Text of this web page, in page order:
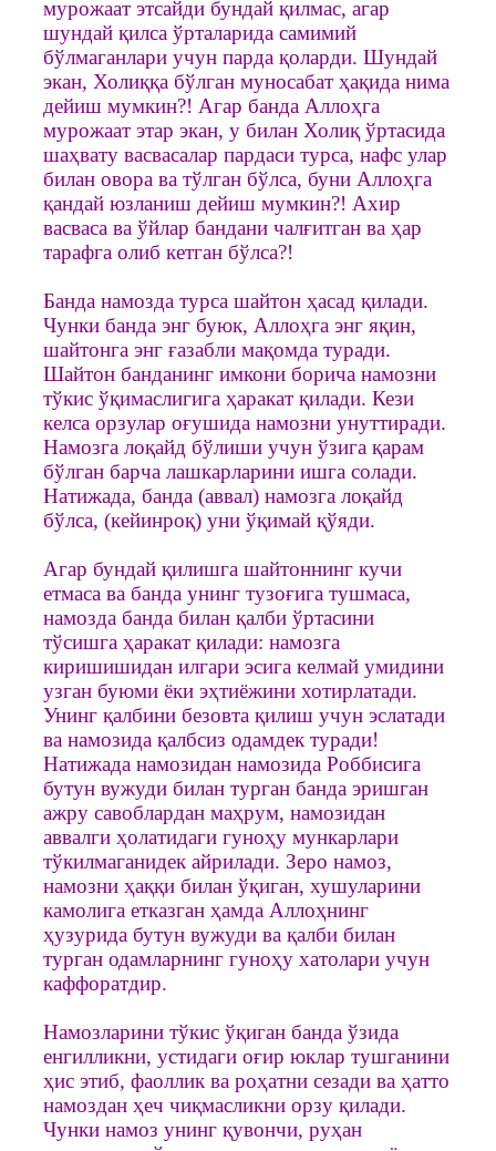
мурожаат этсайди бундай қилмас, агар
шундай қилса ўрталарида самимий
бўлмаганлари учун парда қоларди. Шундай
экан, Холиққа бўлган муносабат ҳақида нима
дейиш мумкин?! Агар банда Аллоҳга
мурожаат этар экан, у билан Холиқ ўртасида
шаҳвату васвасалар пардаси турса, нафс улар
билан овора ва тўлган бўлса, буни Аллоҳга
қандай юзланиш дейиш мумкин?! Ахир
васваса ва ўйлар бандани чалғитган ва ҳар
тарафга олиб кетган бўлса?!
Банда намозда турса шайтон ҳасад қилади.
Чунки банда энг буюк, Аллоҳга энг яқин,
шайтонга энг ғазабли мақомда туради.
Шайтон банданинг имкони борича намозни
тўкис ўқимаслигига ҳаракат қилади. Кези
келса орзулар оғушида намозни унуттиради.
Намозга лоқайд бўлиши учун ўзига қарам
бўлган барча лашкарларини ишга солади.
Натижада, банда (аввал) намозга лоқайд
бўлса, (кейинроқ) уни ўқимай қўяди.
Агар бундай қилишга шайтоннинг кучи
етмаса ва банда унинг тузоғига тушмаса,
намозда банда билан қалби ўртасини
тўсишга ҳаракат қилади: намозга
киришишидан илгари эсига келмай умидини
узган буюми ёки эҳтиёжини хотирлатади.
Унинг қалбини безовта қилиш учун эслатади
ва намозида қалбсиз одамдек туради!
Натижада намозидан намозида Роббисига
бутун вужуди билан турган банда эришган
ажру савоблардан маҳрум, намозидан
аввалги ҳолатидаги гуноҳу мункарлари
тўкилмаганидек айрилади. Зеро намоз,
намозни ҳаққи билан ўқиган, хушуларини
камолига етказган ҳамда Аллоҳнинг
ҳузурида бутун вужуди ва қалби билан
турган одамларнинг гуноҳу хатолари учун
каффоратдир.
Намозларини тўкис ўқиган банда ўзида
енгилликни, устидаги оғир юклар тушганини
ҳис этиб, фаоллик ва роҳатни сезади ва ҳатто
намоздан ҳеч чиқмасликни орзу қилади.
Чунки намоз унинг қувончи, руҳан